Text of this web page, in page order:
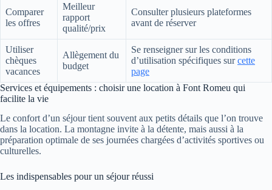
Comparer
les offres
Meilleur
rapport
qualité/prix
Consulter plusieurs plateformes
avant de réserver
Utiliser
chèques
vacances
Allègement du
budget
Se renseigner sur les conditions
d’utilisation spécifiques surcette
page
Services et équipements : choisir une location à Font Romeu qui
facilite la vie
Le confort d’un séjour tient souvent aux petits détails que l’on trouve
dans la location. La montagne invite à la détente, mais aussi à la
préparation optimale de ses journées chargées d’activités sportives ou
culturelles.
Les indispensables pour un séjour réussi